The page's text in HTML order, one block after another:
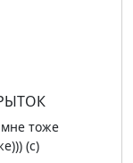
тоже
(c)